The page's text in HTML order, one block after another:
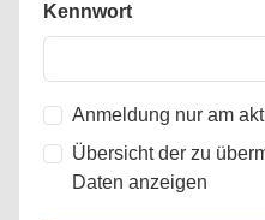
Kennwort
Anmeldung nur am
Übersicht der zu
Daten anzeigen